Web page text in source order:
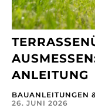
ANLEITUNG
BAUANLEITUNGEN
26. JUNI 2026